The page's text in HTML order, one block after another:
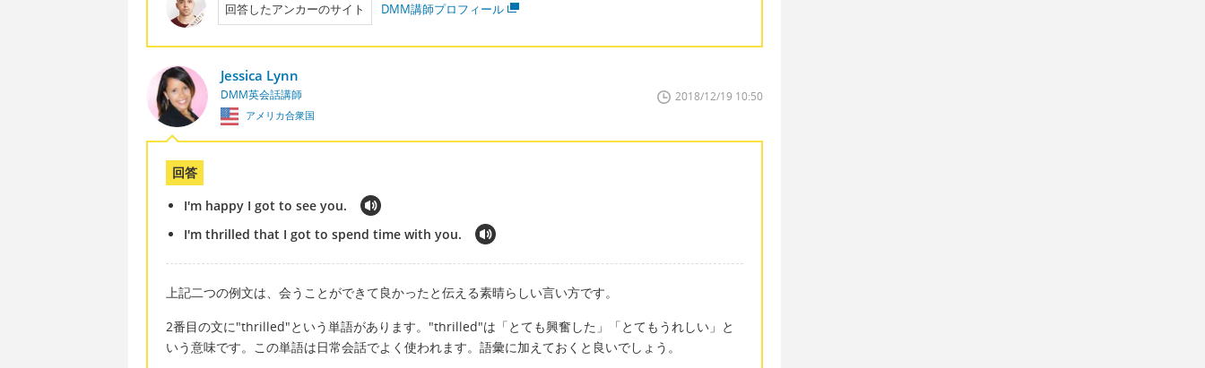
回答したアンカーのサイト DMM講師プロフィール
Jessica Lynn
DMM英会話講師
アメリカ合衆国
2018/12/19 10:50
回答
I'm happy I got to see you.
I'm thrilled that I got to spend time with you.
上記二つの例文は、会うことができて良かったと伝える素晴らしい言い方です。
2番目の文に"thrilled"という単語があります。"thrilled"は「とても興奮した」「とてもうれしい」と
いう意味です。この単語は日常会話でよく使われます。語彙に加えておくと良いでしょう。